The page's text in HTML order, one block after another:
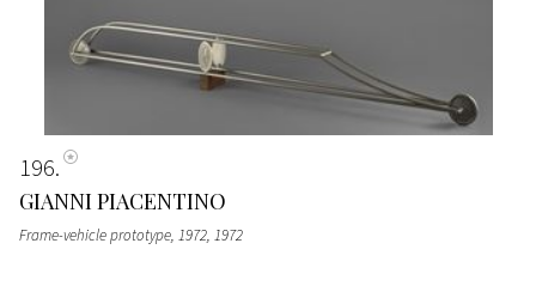
196
GIANNI PIACENTINO
Frame-vehicle prototype, 1972, 1972